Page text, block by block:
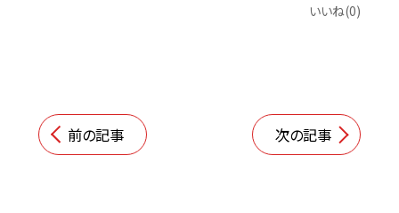
いいね(0)
前の記事 次の記事